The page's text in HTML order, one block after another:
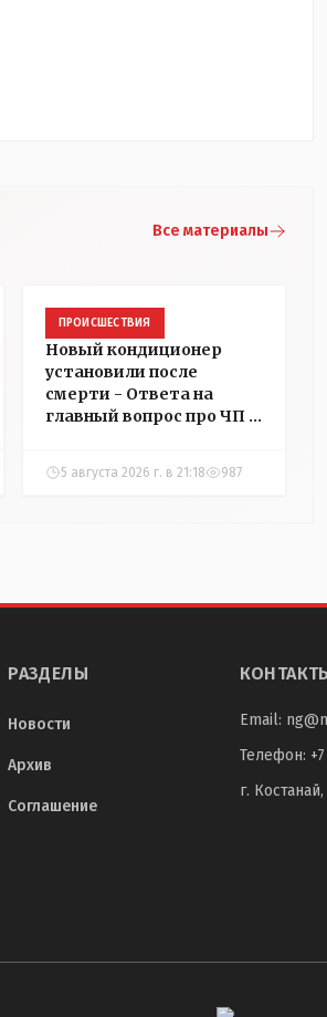
Все материалы
ПРОИСШЕСТВИЯ
Новый кондиционер
установили после
смерти - Ответа на
главный вопрос про ЧП в
добивалась три дня
5 августа 2026 г. в 21:18 987
РАЗДЕЛЫ
Новости
Архив
Соглашение
Email:
Телефон:
г.